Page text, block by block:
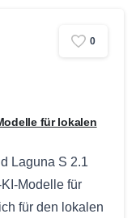
0
für lokalen
Laguna S 2.1
Modelle für
für den lokalen